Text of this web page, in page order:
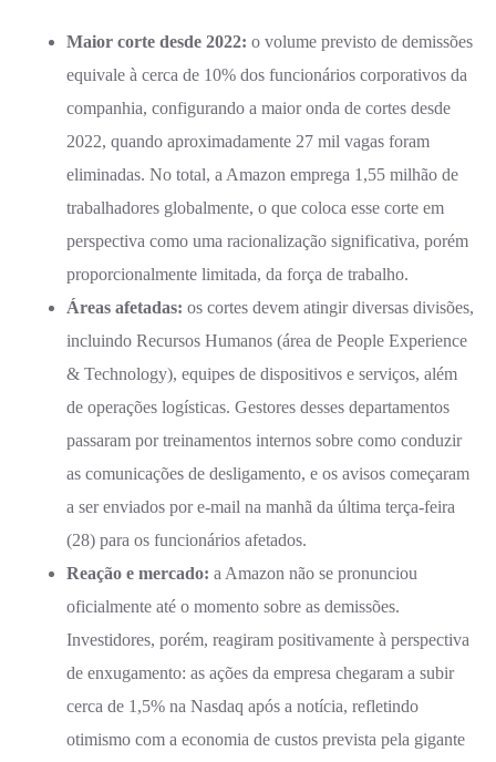
Maior corte desde 2022: o volume previsto de demissões
equivale à cerca de 10% dos funcionários corporativos da
companhia, configurando a maior onda de cortes desde
2022, quando aproximadamente 27 mil vagas foram
eliminadas. No total, a Amazon emprega 1,55 milhão de
trabalhadores globalmente, o que coloca esse corte em
perspectiva como uma racionalização significativa, porém
proporcionalmente limitada, da força de trabalho.
Áreas afetadas: os cortes devem atingir diversas divisões,
incluindo Recursos Humanos (área de People Experience
& Technology), equipes de dispositivos e serviços, além
de operações logísticas. Gestores desses departamentos
passaram por treinamentos internos sobre como conduzir
as comunicações de desligamento, e os avisos começaram
a ser enviados por e-mail na manhã da última terça-feira
(28) para os funcionários afetados.
Reação e mercado: a Amazon não se pronunciou
oficialmente até o momento sobre as demissões.
Investidores, porém, reagiram positivamente à perspectiva
de enxugamento: as ações da empresa chegaram a subir
cerca de 1,5% na Nasdaq após a notícia, refletindo
otimismo com a economia de custos prevista pela gigante